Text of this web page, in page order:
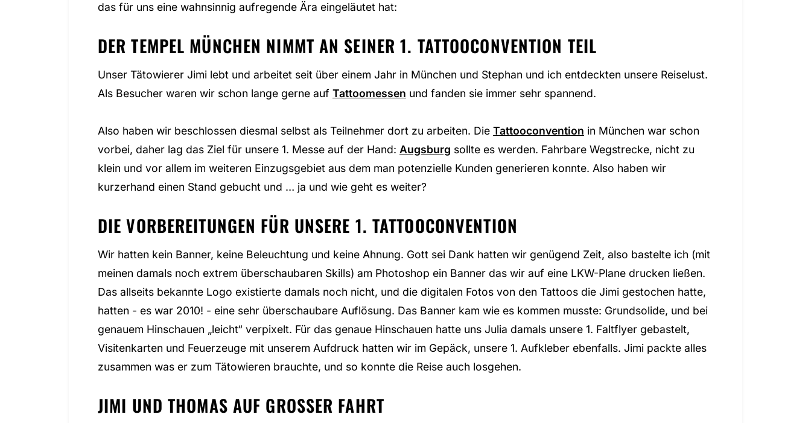
das für uns eine wahnsinnig aufregende Ära eingeläutet hat:
DER TEMPEL MÜNCHEN NIMMT AN SEINER 1. TATTOOCONVENTION TEIL
Unser Tätowierer Jimi lebt und arbeitet seit über einem Jahr in München und Stephan und ich entdeckten unsere Reiselust.
Als Besucher waren wir schon lange gerne auf Tattoomessen und fanden sie immer sehr spannend.
Also haben wir beschlossen diesmal selbst als Teilnehmer dort zu arbeiten. Die Tattooconvention in München war schon
vorbei, daher lag das Ziel für unsere 1. Messe auf der Hand: Augsburg sollte es werden. Fahrbare Wegstrecke, nicht zu
klein und vor allem im weiteren Einzugsgebiet aus dem man potenzielle Kunden generieren konnte. Also haben wir
kurzerhand einen Stand gebucht und … ja und wie geht es weiter?
DIE VORBEREITUNGEN FÜR UNSERE 1. TATTOOCONVENTION
Wir hatten kein Banner, keine Beleuchtung und keine Ahnung. Gott sei Dank hatten wir genügend Zeit, also bastelte ich (mit
meinen damals noch extrem überschaubaren Skills) am Photoshop ein Banner das wir auf eine LKW-Plane drucken ließen.
Das allseits bekannte Logo existierte damals noch nicht, und die digitalen Fotos von den Tattoos die Jimi gestochen hatte,
hatten - es war 2010! - eine sehr überschaubare Auflösung. Das Banner kam wie es kommen musste: Grundsolide, und bei
genauem Hinschauen „leicht“ verpixelt. Für das genaue Hinschauen hatte uns Julia damals unsere 1. Faltflyer gebastelt,
Visitenkarten und Feuerzeuge mit unserem Aufdruck hatten wir im Gepäck, unsere 1. Aufkleber ebenfalls. Jimi packte alles
zusammen was er zum Tätowieren brauchte, und so konnte die Reise auch losgehen.
JIMI UND THOMAS AUF GROSSER FAHRT